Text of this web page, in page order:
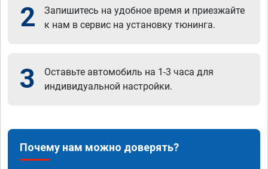
2
Запишитесь на удобное время и приезжайте
к нам в сервис на установку тюнинга.
3
Оставьте автомобиль на 1-3 часа для
индивидуальной настройки.
Почему нам можно доверять?